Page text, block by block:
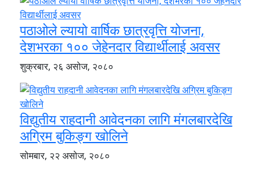
पठाओले ल्यायो वार्षिक छात्रवृत्ति योजना,
देशभरका १०० जेहेनदार विद्यार्थीलाई अवसर
शुक्रबार, २६ असोज, २०८०
विद्युतीय राहदानी आवेदनका लागि मंगलबारदेखि
अग्रिम बुकिङ्ग खोलिने
सोमबार, २२ असोज, २०८०